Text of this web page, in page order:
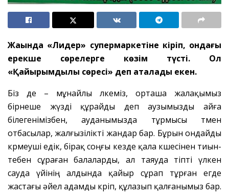
Жақында «Лидер» супермаркетіне кіріп, ондағы
ерекше сөрелерге көзім түсті. Ол
«Қайырымдылық сөресі» деп аталады екен.
Біз де – мұнайлы өлкеміз, орташа жалақымыз
бірнеше жүзді құрайды деп аузымызды айға
білегенімізбен, ауданымызда тұрмысы төмен
отбасылар, жалғызілікті жандар бар. Бұрын ондайды
көрмеуші едік, бірақ соңғы кезде қала көшесінен тиын-
тебен сұраған балаларды, ал таяуда тіпті үлкен
сауда үйінің алдында қайыр сұрап тұрған егде
жастағы әйел адамды көріп, құлазып қалғанымыз бар.